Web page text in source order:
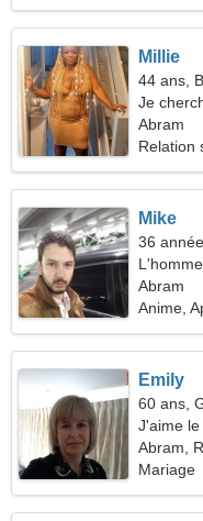
Millie
44 ans,
Je
Abram
Relation
Mike
36
Abram
Anime,
Emily
60 ans,
J'aime
Abram,
Mariage